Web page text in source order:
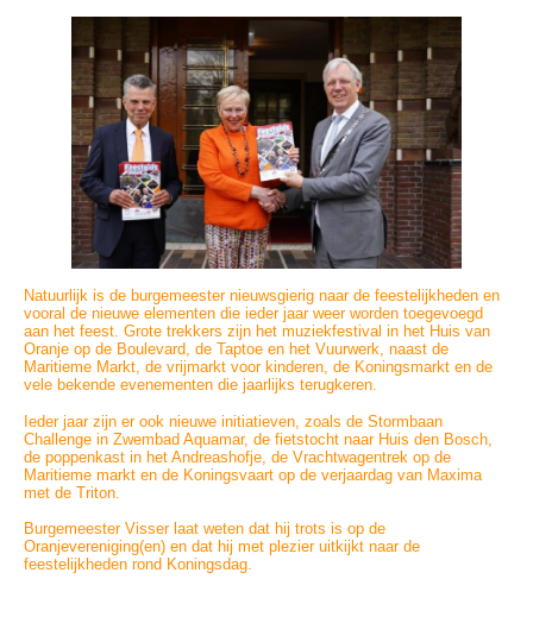
Natuurlijk is de burgemeester nieuwsgierig naar de feestelijkheden en
vooral de nieuwe elementen die ieder jaar weer worden toegevoegd
aan het feest. Grote trekkers zijn het muziekfestival in het Huis van
Oranje op de Boulevard, de Taptoe en het Vuurwerk, naast de
Maritieme Markt, de vrijmarkt voor kinderen, de Koningsmarkt en de
vele bekende evenementen die jaarlijks terugkeren.
Ieder jaar zijn er ook nieuwe initiatieven, zoals de Stormbaan
Challenge in Zwembad Aquamar, de fietstocht naar Huis den Bosch,
de poppenkast in het Andreashofje, de Vrachtwagentrek op de
Maritieme markt en de Koningsvaart op de verjaardag van Maxima
met de Triton.
Burgemeester Visser laat weten dat hij trots is op de
Oranjevereniging(en) en dat hij met plezier uitkijkt naar de
feestelijkheden rond Koningsdag.